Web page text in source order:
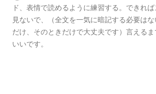
ド、表情で読めるように練習する。できれ
見ないで、（全文を一気に暗記する必要は
だけ、そのときだけで大丈夫です）言えるま
いいです。